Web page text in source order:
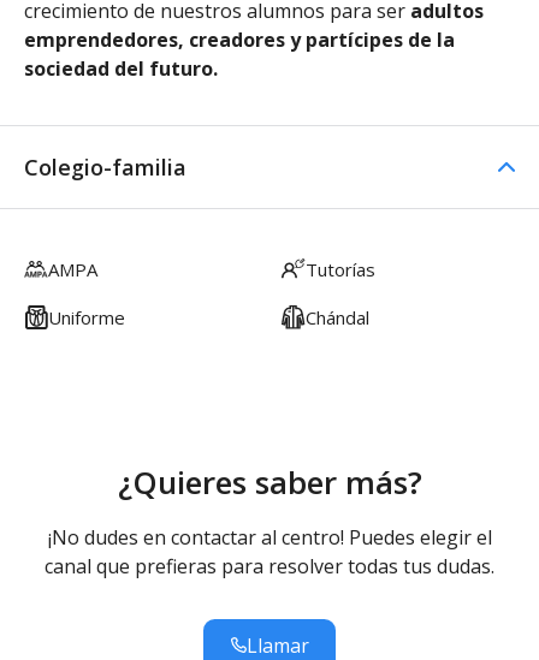
crecimiento de nuestros alumnos para ser adultos
emprendedores, creadores y partícipes de la
sociedad del futuro.
Colegio-familia
AMPA
Tutorías
Uniforme
Chándal
¿Quieres saber más?
¡No dudes en contactar al centro! Puedes elegir el
canal que prefieras para resolver todas tus dudas.
Llamar